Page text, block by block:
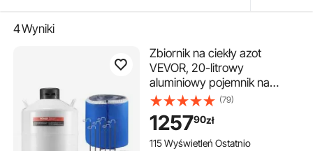
4Wyniki
Zbiornik na ciekły azot
VEVOR, 20-litrowy
aluminiowy pojemnik na
ciekły azot, zbiornik Dewara
na LN2 z 6 kanistrami i torbą
transportową z paskami,
zbiornik kriogeniczny do
(79)
125790zł
115 Wyświetleń Ostatnio